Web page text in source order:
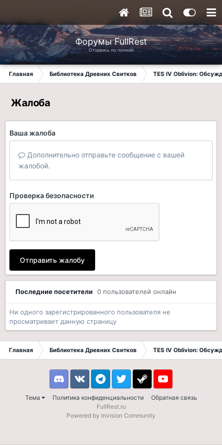
Форумы FullRest
Оторвись по полной!
Главная Библиотека Древних Свитков TES IV Oblivion:
Жалоба
Ваша жалоба
Дополнительно отправьте сообщение с вашей
жалобой.
Проверка безопасности
Отправить жалобу
Последние посетители 0 пользователей онлайн
Ни одного зарегистрированного пользователя не
просматривает данную страницу
Главная Библиотека Древних Свитков TES IV Oblivion:
Тема Политика конфиденциальности Обратная связь
DiscordVK TelegramTwitter Steam Youtube
FullRest.ru
Powered by Invision Community